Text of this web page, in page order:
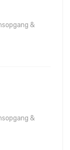
&
&